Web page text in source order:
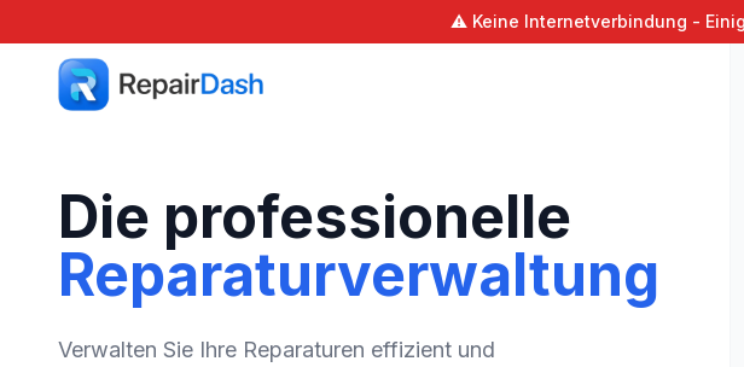
⚠️ Keine Internetverbindung -
Die professionelle
Reparaturverwaltung
Verwalten Sie Ihre Reparaturen effizient und